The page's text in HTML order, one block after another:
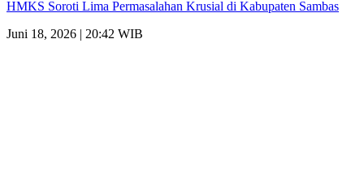
HMKS Soroti Lima Permasalahan Krusial di Kabupaten Sambas
Juni 18, 2026 | 20:42 WIB